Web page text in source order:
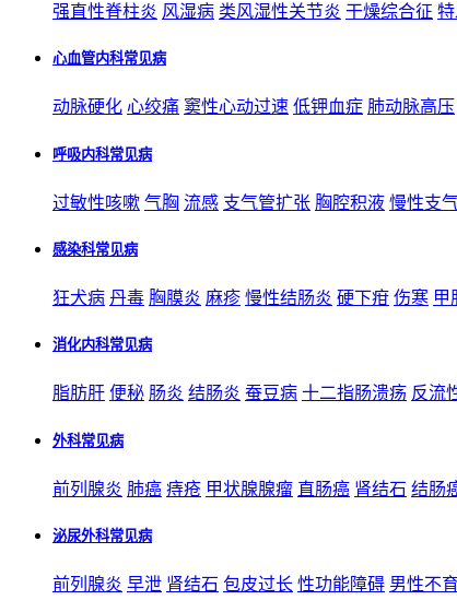
强直性脊柱炎 风湿病 类风湿性关节炎 干燥综合征
心血管内科常见病
动脉硬化 心绞痛 窦性心动过速 低钾血症 肺动脉高压
呼吸内科常见病
过敏性咳嗽 气胸 流感 支气管扩张 胸腔积液 慢性支
感染科常见病
狂犬病 丹毒 胸膜炎 麻疹 慢性结肠炎 硬下疳 伤寒 甲
消化内科常见病
脂肪肝 便秘 肠炎 结肠炎 蚕豆病 十二指肠溃疡 反流
外科常见病
前列腺炎 肺癌 痔疮 甲状腺腺瘤 直肠癌 肾结石 结肠
泌尿外科常见病
前列腺炎 早泄 肾结石 包皮过长 性功能障碍 男性不